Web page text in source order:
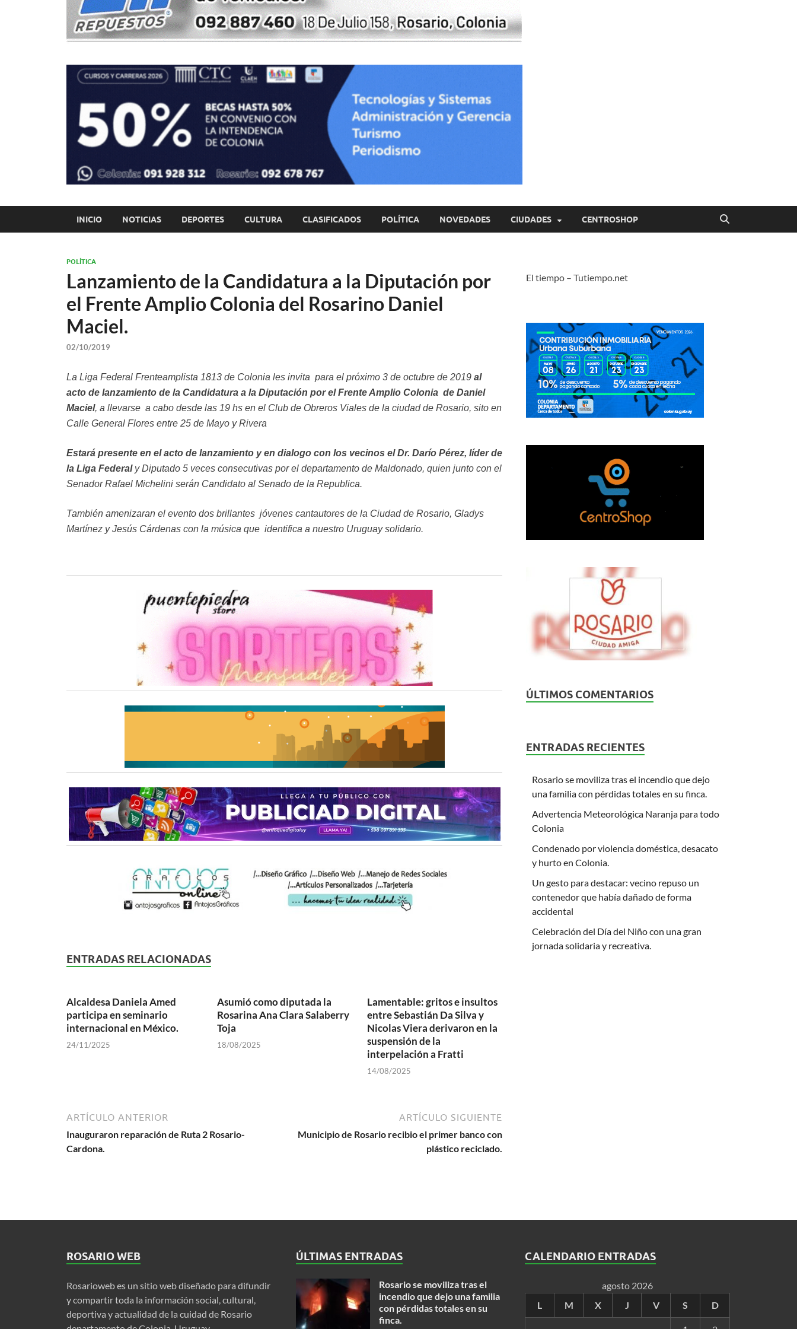
INICIO NOTICIAS DEPORTES CULTURA CLASIFICADOS POLÍTICA NOVEDADES CIUDADES CENTROSHOP
POLÍTICA
Lanzamiento de la Candidatura a la Diputación por
el Frente Amplio Colonia del Rosarino Daniel
Maciel.
02/10/2019
La Liga Federal Frenteamplista 1813 de Colonia les invita para el próximo 3 de octubre de 2019 al
acto de lanzamiento de la Candidatura a la Diputación por el Frente Amplio Colonia de Daniel
Maciel, a llevarse a cabo desde las 19 hs en el Club de Obreros Viales de la ciudad de Rosario, sito en
Calle General Flores entre 25 de Mayo y Rivera
Estará presente en el acto de lanzamiento y en dialogo con los vecinos el Dr. Darío Pérez, líder de
la Liga Federaly Diputado 5 veces consecutivas por el departamento de Maldonado, quien junto con el
Senador Rafael Michelini serán Candidato al Senado de la Republica.
También amenizaran el evento dos brillantes jóvenes cantautores de la Ciudad de Rosario, Gladys
Martínez y Jesús Cárdenas con la música que identifica a nuestro Uruguay solidario.
ENTRADAS RELACIONADAS
Alcaldesa Daniela Amed
participa en seminario
internacional en México.
24/11/2025
Asumió como diputada la
Rosarina Ana Clara Salaberry
Toja
18/08/2025
Lamentable: gritos e insultos
entre Sebastián Da Silva y
Nicolas Viera derivaron en la
suspensión de la
interpelación a Fratti
14/08/2025
ARTÍCULO ANTERIOR
Inauguraron reparación de Ruta 2 Rosario-
Cardona.
ARTÍCULO SIGUIENTE
Municipio de Rosario recibio el primer banco con
plástico reciclado.
El tiempo – Tutiempo.net
ÚLTIMOS COMENTARIOS
ENTRADAS RECIENTES
Rosario se moviliza tras el incendio que dejo
una familia con pérdidas totales en su finca.
Advertencia Meteorológica Naranja para todo
Colonia
Condenado por violencia doméstica, desacato
y hurto en Colonia.
Un gesto para destacar: vecino repuso un
contenedor que había dañado de forma
accidental
Celebración del Día del Niño con una gran
jornada solidaria y recreativa.
ROSARIO WEB
Rosarioweb es un sitio web diseñado para difundir
y compartir toda la información social, cultural,
deportiva y actualidad de la cuidad de Rosario
ÚLTIMAS ENTRADAS
Rosario se moviliza tras el
incendio que dejo una familia
con pérdidas totales en su
finca.
CALENDARIO ENTRADAS
agosto 2026
L
M X J V S D